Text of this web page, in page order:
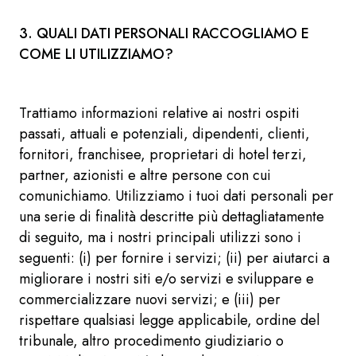
3. QUALI DATI PERSONALI RACCOGLIAMO E
COME LI UTILIZZIAMO?
Trattiamo informazioni relative ai nostri ospiti
passati, attuali e potenziali, dipendenti, clienti,
fornitori, franchisee, proprietari di hotel terzi,
partner, azionisti e altre persone con cui
comunichiamo. Utilizziamo i tuoi dati personali per
una serie di finalità descritte più dettagliatamente
di seguito, ma i nostri principali utilizzi sono i
seguenti: (i) per fornire i servizi; (ii) per aiutarci a
migliorare i nostri siti e/o servizi e sviluppare e
commercializzare nuovi servizi; e (iii) per
rispettare qualsiasi legge applicabile, ordine del
tribunale, altro procedimento giudiziario o